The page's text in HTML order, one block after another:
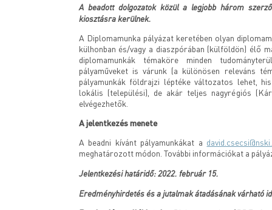
A beadott dolgozatok közül a legjobb három
kiosztásra kerülnek.
A Diplomamunka pályázat keretében olyan
külhonban és/vagy a diaszpórában (külföldön) élő
diplomamunkák témaköre minden
pályaműveket is várunk (a különösen releváns
pályamunkák földrajzi léptéke változatos lehet,
lokális (települési), de akár teljes nagyrégiós
elvégezhetők.
A jelentkezés menete
A beadni kívánt pályamunkákat a
meghatározott módon. További információkat a
Jelentkezési határidő: 2022. február 15.
Eredményhirdetés és a jutalmak átadásának várható